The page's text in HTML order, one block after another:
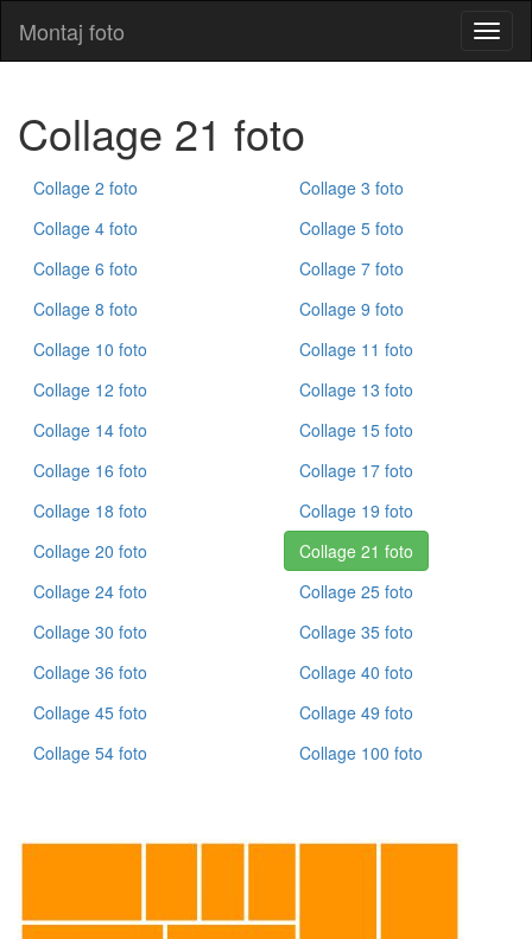
foto
Montaj foto
Collage 21 foto
Collage 2 foto
Collage 3 foto
Collage 4 foto
Collage 5 foto
Collage 6 foto
Collage 7 foto
Collage 8 foto
Collage 9 foto
Collage 10 foto
Collage 11 foto
Collage 12 foto
Collage 13 foto
Collage 14 foto
Collage 15 foto
Collage 16 foto
Collage 17 foto
Collage 18 foto
Collage 19 foto
Collage 20 foto
Collage 21 foto
Collage 24 foto
Collage 25 foto
Collage 30 foto
Collage 35 foto
Collage 36 foto
Collage 40 foto
Collage 45 foto
Collage 49 foto
Collage 54 foto
Collage 100 foto